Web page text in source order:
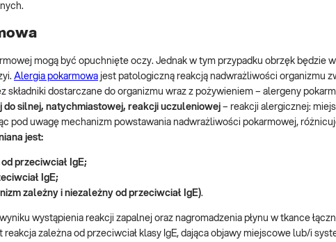
mogą być opuchnięte oczy. Jednak w tym przypadku obrzęk będzie
Alergia pokarmowa jest patologiczną reakcją nadwrażliwości organizmu
dostarczane do organizmu wraz z pożywieniem – alergeny
silnej, natychmiastowej, reakcji uczuleniowej – reakcji alergicznej:
pod uwagę mechanizm powstawania nadwrażliwości pokarmowej,
jest:
przeciwciał IgE;
IgE;
zależny i niezależny od przeciwciał IgE).
wystąpienia reakcji zapalnej oraz nagromadzenia płynu w tkance
zależna od przeciwciał klasy IgE, dająca objawy miejscowe lub/i